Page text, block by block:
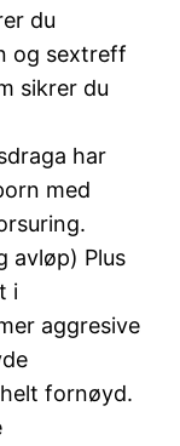
du
og sextreff
sikrer du
har
med
avløp) Plus
i
aggresive
fornøyd.